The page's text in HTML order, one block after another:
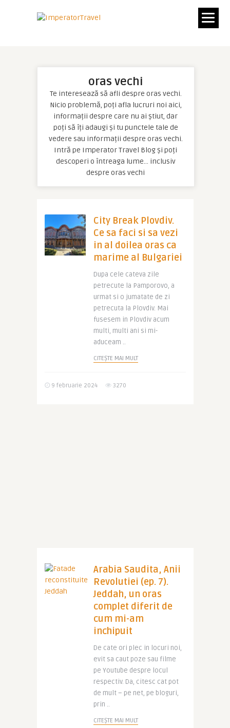
oras vechi
Te interesează să afli despre oras vechi.
Nicio problemă, poți afla lucruri noi aici,
informații despre care nu ai știut, dar
poți să îți adaugi și tu punctele tale de
vedere sau informații despre oras vechi.
Intră pe Imperator Travel Blog și poți
descoperi o întreaga lume… inclusiv
despre oras vechi
City Break Plovdiv.
Ce sa faci si sa vezi
in al doilea oras ca
marime al Bulgariei
Dupa cele cateva zile
petrecute la Pamporovo, a
urmat si o jumatate de zi
petrecuta la Plovdiv. Mai
fusesem in Plovdiv acum
multi, multi ani si mi-
aduceam ..
CITEȘTE MAI MULT
9 februarie 2024 3270
Arabia Saudita, Anii
Revolutiei (ep. 7).
Jeddah, un oras
complet diferit de
cum mi-am
inchipuit
De cate ori plec in locuri noi,
evit sa caut poze sau filme
pe Youtube despre locul
respectiv. Da, citesc cat pot
de mult – pe net, pe bloguri,
prin ..
CITEȘTE MAI MULT